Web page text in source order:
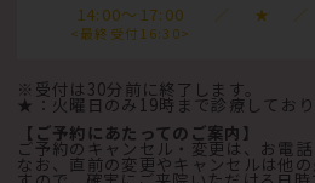
14:00～17:00
<最終受付16:30>
★
※受付は30分前に終了します。
★：火曜日のみ19時まで診療しており
【ご予約にあたってのご案内】
ご予約のキャンセル・変更は、お電
なお、直前の変更やキャンセルは他